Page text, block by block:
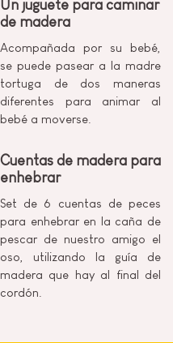
Un juguete para caminar
de madera
Acompañada por su bebé,
se puede pasear a la madre
tortuga de dos maneras
diferentes para animar al
bebé a moverse.
Cuentas de madera para
enhebrar
Set de 6 cuentas de peces
para enhebrar en la caña de
pescar de nuestro amigo el
oso, utilizando la guía de
madera que hay al final del
cordón.